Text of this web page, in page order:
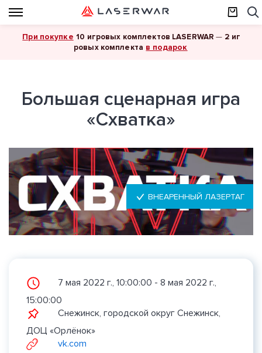
При покупке 10 игровых комплектов LASERWAR — 2 иг
ровых комплекта в подарок
Большая сценарная игра
«Схватка»
ВНЕАРЕННЫЙ ЛАЗЕРТАГ
7 мая 2022 г., 10:00:00 - 8 мая 2022 г.,
15:00:00
Снежинск, городской округ Снежинск,
ДОЦ «Орлёнок»
vk.com